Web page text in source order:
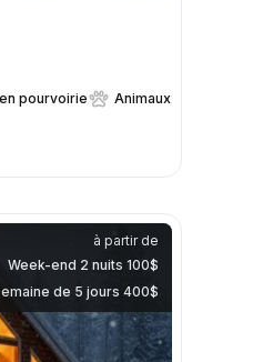
pourvoirie
Animaux
à partir de
Week-end 2 nuits 100$
de 5 jours 400$